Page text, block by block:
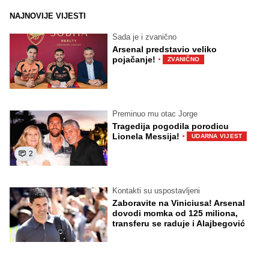
NAJNOVIJE VIJESTI
Sada je i zvanično
Arsenal predstavio veliko
pojačanje! · ZVANIČNO
2
Preminuo mu otac Jorge
Tragedija pogodila porodicu
Lionela Messija! · UDARNA VIJEST
Kontakti su uspostavljeni
Zaboravite na Viniciusa! Arsenal
dovodi momka od 125 miliona,
transferu se raduje i Alajbegović